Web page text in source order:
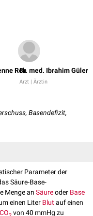
Reh
Dr. med. Ibrahim Güler
Arzt | Ärztin
Basendefizit,
Parameter der
Säure-Base-
Menge an Säureoder Base
einen Liter Blutauf einen
von 40 mmHg zu